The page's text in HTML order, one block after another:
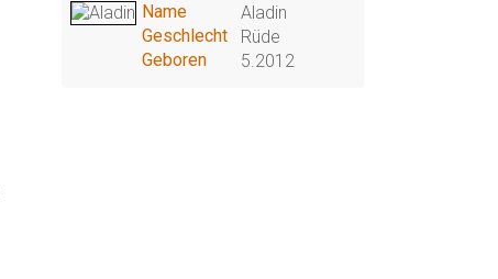
Name
Aladin
Geschlecht
Rüde
Geboren
5.2012